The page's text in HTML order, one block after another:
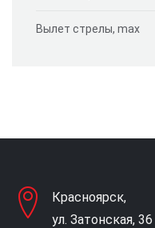
Вылет стрелы, max
Красноярск,
ул. Затонская, 36